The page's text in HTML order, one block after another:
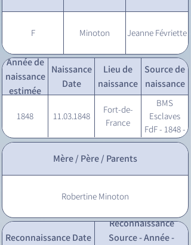
F Minoton Jeanne Févriette
Année de
naissance
estimée
Naissance
Date
Lieu de
naissance
Source de
naissance
1848 11.03.1848
Fort-de-
France
BMS
Esclaves
FdF - 1848 -
50
Mère / Père / Parents
Robertine Minoton
Reconnaissance Date
Reconnaissance
Source - Année -